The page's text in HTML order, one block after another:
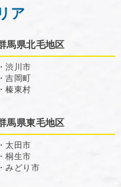
ア
馬県北毛地区
・渋川市
・吉岡町
・榛東村
馬県東毛地区
・太田市
・桐生市
・みどり市